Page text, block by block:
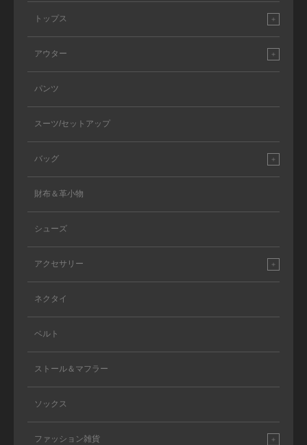
トップス
アウター
パンツ
スーツ/セットアップ
バッグ
財布＆革小物
シューズ
アクセサリー
ネクタイ
ベルト
ストール＆マフラー
ソックス
ファッション雑貨